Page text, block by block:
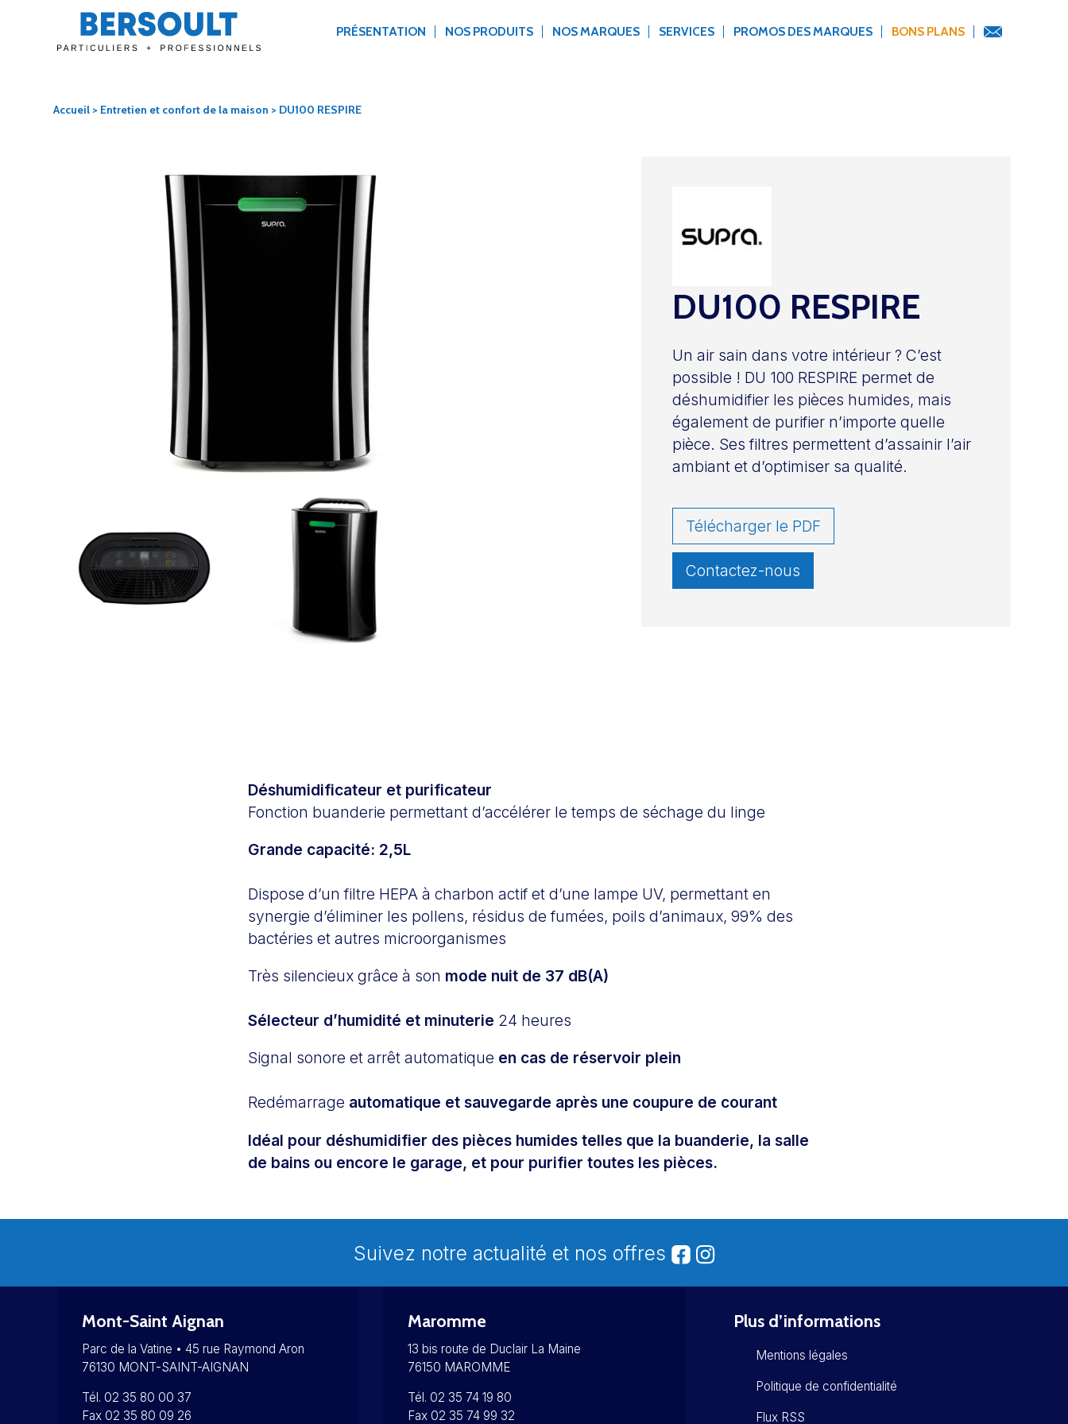
PRÉSENTATION NOS PRODUITS NOS MARQUES SERVICES PROMOS DES MARQUES BONS PLANS
Accueil > Entretien et confort de la maison > DU100 RESPIRE
DU100 RESPIRE
Un air sain dans votre intérieur ? C’est
possible ! DU 100 RESPIRE permet de
déshumidifier les pièces humides, mais
également de purifier n’importe quelle
pièce. Ses filtres permettent d’assainir l’air
ambiant et d’optimiser sa qualité.
Télécharger le PDF
Contactez-nous
Déshumidificateur et purificateur
Fonction buanderie permettant d’accélérer le temps de séchage du linge
Grande capacité: 2,5L
Dispose d’un filtre HEPA à charbon actif et d’une lampe UV, permettant en
synergie d’éliminer les pollens, résidus de fumées, poils d’animaux, 99% des
bactéries et autres microorganismes
Très silencieux grâce à son mode nuit de 37 dB(A)
Sélecteur d’humidité et minuterie 24 heures
Signal sonore et arrêt automatique en cas de réservoir plein
Redémarrage automatique et sauvegarde après une coupure de courant
Idéal pour déshumidifier des pièces humides telles que la buanderie, la salle
de bains ou encore le garage, et pour purifier toutes les pièces.
Suivez notre actualité et nos offres
Mont-Saint Aignan
Parc de la Vatine • 45 rue Raymond Aron
76130 MONT-SAINT-AIGNAN
Tél. 02 35 80 00 37
Fax 02 35 80 09 26
Maromme
13 bis route de Duclair La Maine
76150 MAROMME
Tél. 02 35 74 19 80
Fax 02 35 74 99 32
Plus d’informations
Mentions légales
Politique de confidentialité
Flux RSS